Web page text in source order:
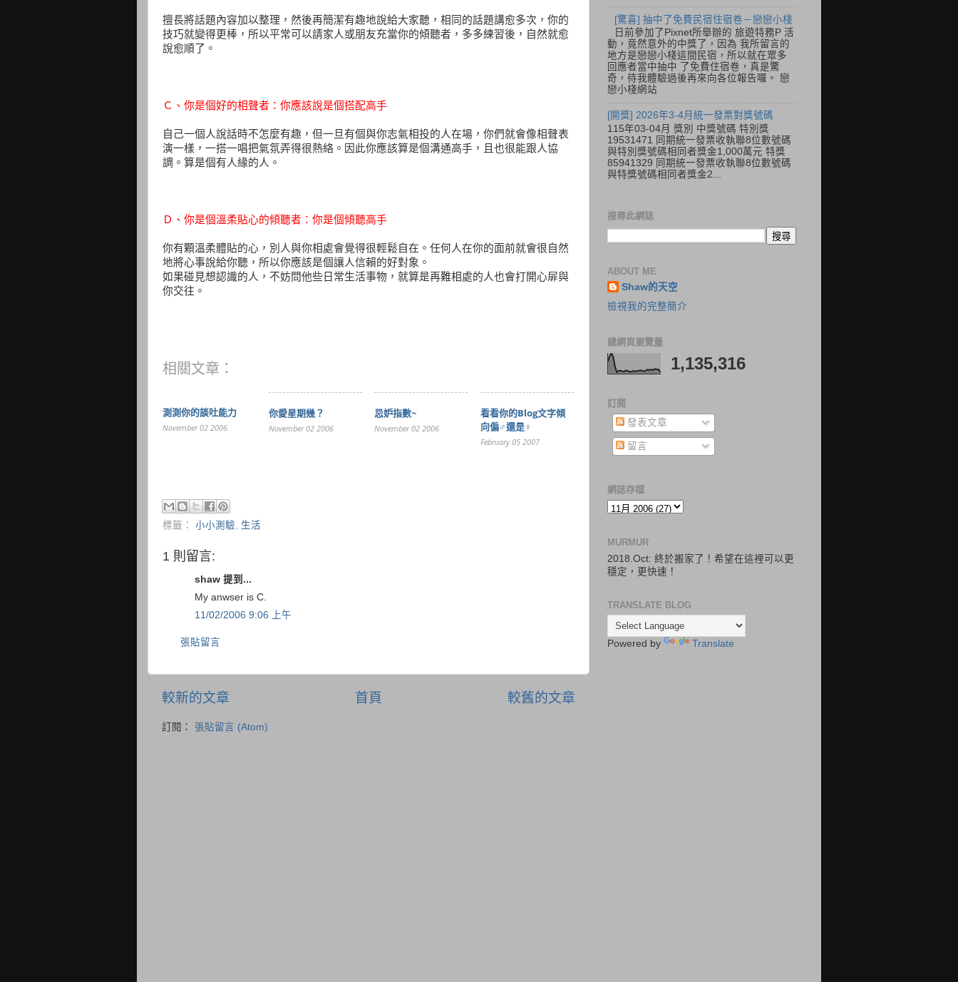
擅長將話題內容加以整理，然後再簡潔有趣地說給大家聽，相同的話題講愈多次，你的
技巧就變得更棒，所以平常可以請家人或朋友充當你的傾聽者，多多練習後，自然就愈
說愈順了。
Ｃ、你是個好的相聲者：你應該說是個搭配高手
自己一個人說話時不怎麼有趣，但一旦有個與你志氣相投的人在場，你們就會像相聲表
演一樣，一搭一唱把氣氛弄得很熱絡。因此你應該算是個溝通高手，且也很能跟人協
調。算是個有人緣的人。
Ｄ、你是個溫柔貼心的傾聽者：你是個傾聽高手
你有顆溫柔體貼的心，別人與你相處會覺得很輕鬆自在。任何人在你的面前就會很自然
地將心事說給你聽，所以你應該是個讓人信賴的好對象。
如果碰見想認識的人，不妨問他些日常生活事物，就算是再難相處的人也會打開心屝與
你交往。
相關文章：
測測你的談吐能力
November 02 2006
你愛星期幾？
November 02 2006
忌妒指數~
November 02 2006
看看你的blog文字傾
向偏♂還是♀
February 05 2007
標籤： 小小測驗 生活
1 則留言:
shaw 提到...
My anwser is C.
11/02/2006 9:06 上午
張貼留言
較新的文章 較舊的文章
首頁
訂閱： 張貼留言 (Atom)
[驚喜] 抽中了免費民宿住宿卷－戀戀小棧
日前參加了Pixnet所舉辦的 旅遊特務P 活
動，竟然意外的中獎了，因為 我所留言的
地方是戀戀小棧這間民宿，所以就在眾多
回應者當中抽中 了免費住宿卷，真是驚
奇，待我體驗過後再來向各位報告囉。 戀
戀小棧網站
[開獎] 2026年3-4月統一發票對獎號碼
115年03-04月 獎別 中獎號碼 特別獎
19531471 同期統一發票收執聯8位數號碼
與特別獎號碼相同者獎金1,000萬元 特獎
85941329 同期統一發票收執聯8位數號碼
與特獎號碼相同者獎金2...
搜尋此網誌
ABOUT ME
Shaw的天空
檢視我的完整簡介
總網頁瀏覽量
1,135,316
訂閱
發表文章
留言
網誌存檔
MURMUR
2018.Oct: 終於搬家了！希望在這裡可以更
穩定，更快速！
TRANSLATE BLOG
Powered by Translate